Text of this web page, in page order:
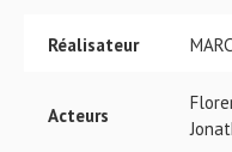
Réalisateur
Acteurs